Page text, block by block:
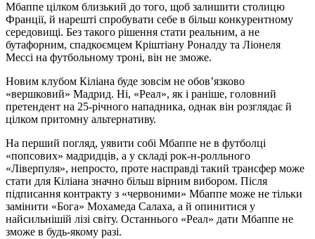
Мбаппе цілком близький до того, щоб залишити столицю
Франції, й нарешті спробувати себе в більш конкурентному
середовищі. Без такого рішення стати реальним, а не
бутафорним, спадкоємцем Кріштіану Роналду та Ліонеля
Мессі на футбольному троні, він не зможе.
Новим клубом Кіліана буде зовсім не обов’язково
«вершковий» Мадрид. Ні, «Реал», як і раніше, головний
претендент на 25-річного нападника, однак він розглядає й
цілком притомну альтернативу.
На перший погляд, уявити собі Мбаппе не в футболці
«попсових» мадридців, а у складі рок-н-ролльного
«Ліверпуля», непросто, проте насправді такий трансфер може
стати для Кіліана значно більш вірним вибором. Після
підписання контракту з «червоними» Мбаппе може не тільки
замінити «Бога» Мохамеда Салаха, а й опинитися у
найсильнішій лізі світу. Останнього «Реал» дати Мбаппе не
зможе в будь-якому разі.